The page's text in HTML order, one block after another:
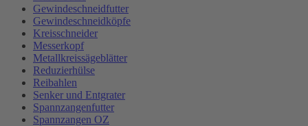
Gewindeschneidfutter
Gewindeschneidköpfe
Kreisschneider
Messerkopf
Metallkreissägeblätter
Reduzierhülse
Reibahlen
Senker und Entgrater
Spannzangenfutter
Spannzangen OZ